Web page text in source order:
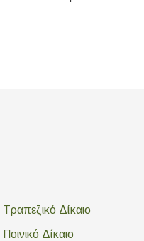
Τραπεζικό Δίκαιο
Ποινικό Δίκαιο